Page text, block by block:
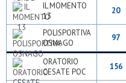
IL MOMENTO
13
20
POLISPORTIVA
OSNAGO
97
ORATORIO
CESATE POC
156